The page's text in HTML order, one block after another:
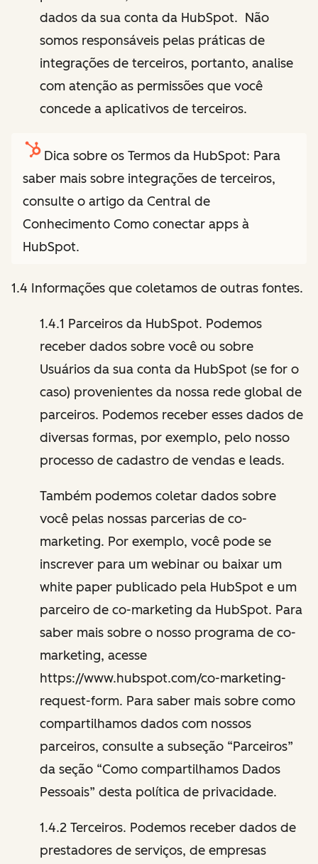
dados da sua conta da HubSpot. Não
somos responsáveis pelas práticas de
integrações de terceiros, portanto, analise
com atenção as permissões que você
concede a aplicativos de terceiros.
Dica sobre os Termos da HubSpot: Para
saber mais sobre integrações de terceiros,
consulte o artigo da Central de
Conhecimento Como conectar apps à
HubSpot.
1.4 Informações que coletamos de outras fontes.
1.4.1 Parceiros da HubSpot. Podemos
receber dados sobre você ou sobre
Usuários da sua conta da HubSpot (se for o
caso) provenientes da nossa rede global de
parceiros. Podemos receber esses dados de
diversas formas, por exemplo, pelo nosso
processo de cadastro de vendas e leads.
Também podemos coletar dados sobre
você pelas nossas parcerias de co-
marketing. Por exemplo, você pode se
inscrever para um webinar ou baixar um
white paper publicado pela HubSpot e um
parceiro de co-marketing da HubSpot. Para
saber mais sobre o nosso programa de co-
marketing, acesse
https://www.hubspot.com/co-marketing-
request-form. Para saber mais sobre como
compartilhamos dados com nossos
parceiros, consulte a subseção “Parceiros”
da seção “Como compartilhamos Dados
Pessoais” desta política de privacidade.
1.4.2 Terceiros. Podemos receber dados de
prestadores de serviços, de empresas